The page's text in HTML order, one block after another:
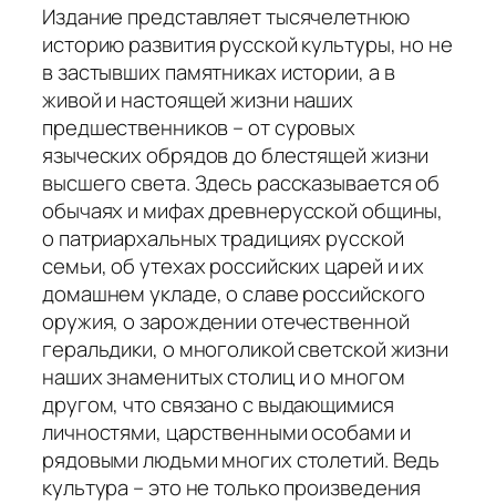
Издание представляет тысячелетнюю
историю развития русской культуры, но не
в застывших памятниках истории, а в
живой и настоящей жизни наших
предшественников – от суровых
языческих обрядов до блестящей жизни
высшего света. Здесь рассказывается об
обычаях и мифах древнерусской общины,
о патриархальных традициях русской
семьи, об утехах российских царей и их
домашнем укладе, о славе российского
оружия, о зарождении отечественной
геральдики, о многоликой светской жизни
наших знаменитых столиц и о многом
другом, что связано с выдающимися
личностями, царственными особами и
рядовыми людьми многих столетий. Ведь
культура – это не только произведения